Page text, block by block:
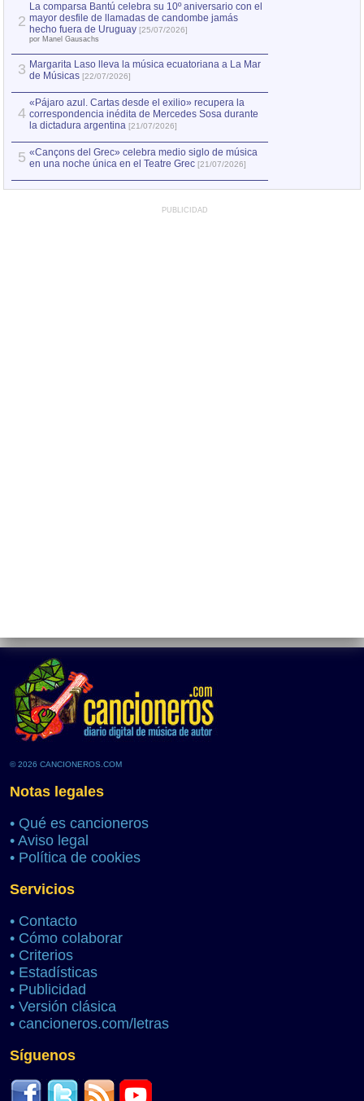
2
La comparsa Bantú celebra su 10º aniversario con el
mayor desfile de llamadas de candombe jamás
hecho fuera de Uruguay [25/07/2026]
por Manel Gausachs
3 Margarita Laso lleva la música ecuatoriana a La Mar
de Músicas [22/07/2026]
4
«Pájaro azul. Cartas desde el exilio» recupera la
correspondencia inédita de Mercedes Sosa durante
la dictadura argentina [21/07/2026]
5 «Cançons del Grec» celebra medio siglo de música
en una noche única en el Teatre Grec [21/07/2026]
PUBLICIDAD
© 2026 CANCIONEROS.COM
Notas legales
• Qué es cancioneros
• Aviso legal
• Política de cookies
Servicios
• Contacto
• Cómo colaborar
• Criterios
• Estadísticas
• Publicidad
• Versión clásica
• cancioneros.com/letras
Síguenos